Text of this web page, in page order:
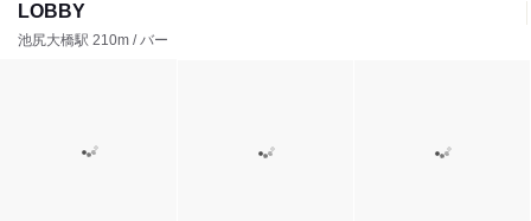
LOBBY
池尻大橋駅 210m / バー